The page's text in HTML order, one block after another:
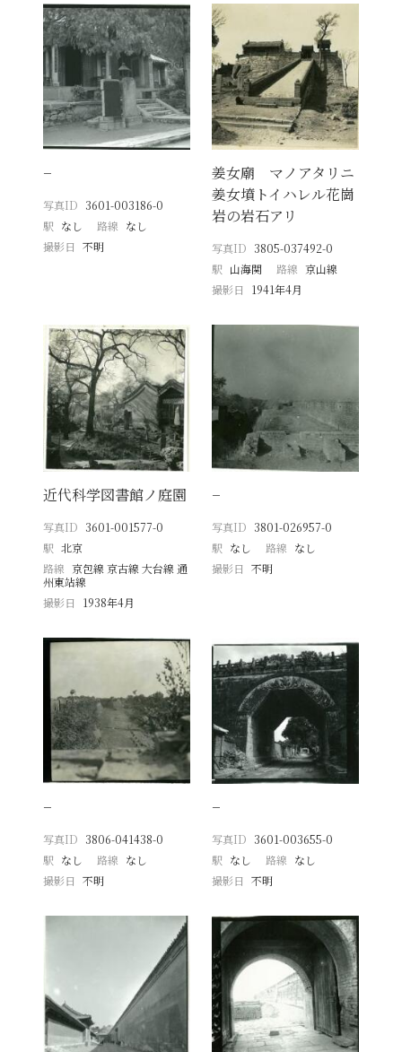
−
写真ID 3601-003186-0
駅 なし 路線 なし
撮影日
不明
姜女廟 マノアタリニ
姜女墳トイハレル花崗
岩の岩石アリ
写真ID 3805-037492-0
駅 山海関 路線 京山線
撮影日
1941年4月
近代科学図書館ノ庭園
写真ID 3601-001577-0
駅 北京
路線 京包線 京古線 大台線 通
州東站線
撮影日
1938年4月
−
写真ID 3801-026957-0
駅 なし 路線 なし
撮影日 不明
−
写真ID 3806-041438-0
駅 なし 路線 なし
撮影日
不明
−
写真ID 3601-003655-0
駅 なし 路線 なし
撮影日 不明